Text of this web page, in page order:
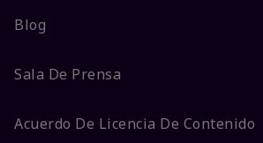
Blog
Sala De Prensa
Acuerdo De Licencia De Contenido